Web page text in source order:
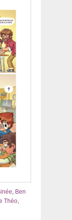
, Ben
Théo,